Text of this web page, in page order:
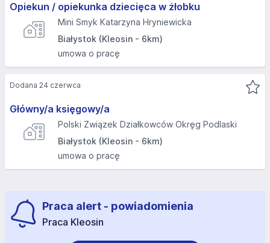
Opiekun / opiekunka dziecięca w żłobku
Mini Smyk Katarzyna Hryniewicka
Białystok (Kleosin - 6km)
umowa o pracę
Główny/a księgowy/a
Polski Związek Działkowców Okręg Podlaski
Białystok (Kleosin - 6km)
umowa o pracę
Dodana 24 czerwca
Praca alert - powiadomienia
Praca Kleosin